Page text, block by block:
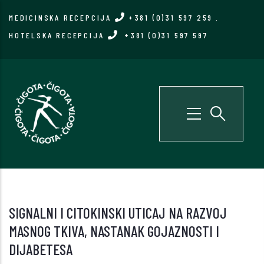
MEDICINSKA RECEPCIJA +381 (0)31 597 259
HOTELSKA RECEPCIJA
+381 (0)31 597 597
SIGNALNI I CITOKINSKI UTICAJ NA RAZVOJ
MASNOG TKIVA, NASTANAK GOJAZNOSTI I
DIJABETESA